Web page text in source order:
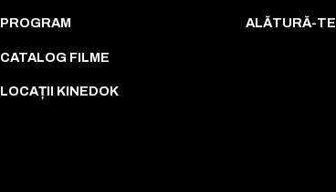
PROGRAM
CATALOG FILME
LOCAȚII KINEDOK
ALĂTURĂ-TE